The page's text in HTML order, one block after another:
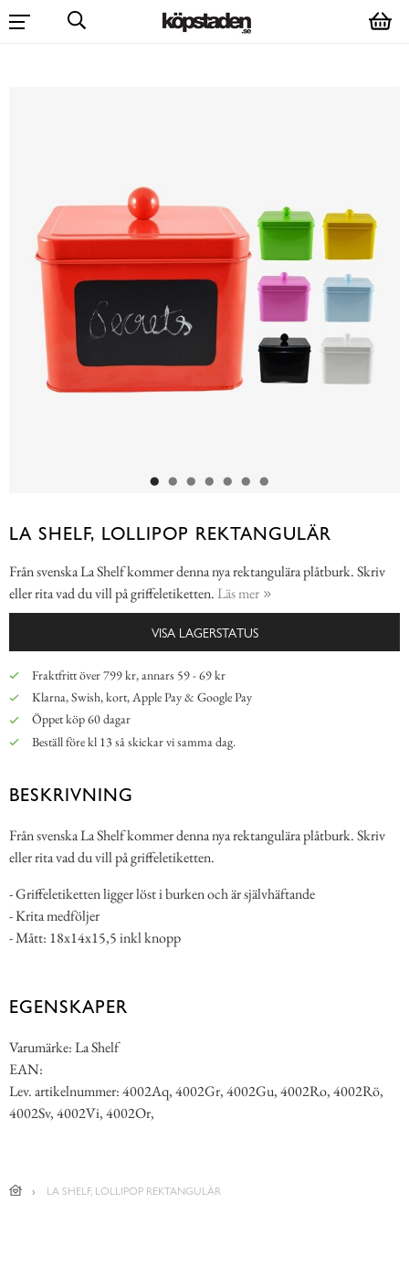
LA SHELF, LOLLIPOP REKTANGULÄR
Från svenska La Shelf kommer denna nya rektangulära plåtburk. Skriv
eller rita vad du vill på griffeletiketten. Läs mer
VISA LAGERSTATUS
Fraktfritt över 799 kr, annars 59 - 69 kr
Klarna, Swish, kort, Apple Pay & Google Pay
Öppet köp 60 dagar
Beställ före kl 13 så skickar vi samma dag.
BESKRIVNING
Från svenska La Shelf kommer denna nya rektangulära plåtburk. Skriv
eller rita vad du vill på griffeletiketten.
- Griffeletiketten ligger löst i burken och är självhäftande
- Krita medföljer
- Mått: 18x14x15,5 inkl knopp
EGENSKAPER
Varumärke: La Shelf
EAN:
Lev. artikelnummer: 4002Aq, 4002Gr, 4002Gu, 4002Ro, 4002Rö,
4002Sv, 4002Vi, 4002Or,
LA SHELF, LOLLIPOP REKTANGULÄR